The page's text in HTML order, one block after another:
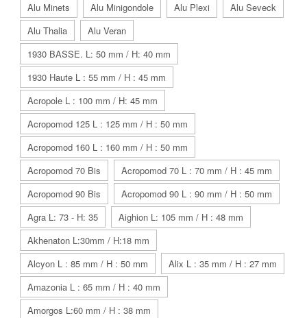
Alu Minets
Alu Minigondole Alu Plexi
Alu Seveck
Alu Thalia
Alu Veran
1930 BASSE. L: 50 mm / H: 40 mm
1930 Haute L : 55 mm / H : 45 mm
Acropole L : 100 mm / H: 45 mm
Acropomod 125 L : 125 mm / H : 50 mm
Acropomod 160 L : 160 mm / H : 50 mm
Acropomod 70 Bis
Acropomod 70 L : 70 mm / H : 45 mm
Acropomod 90 Bis
Acropomod 90 L : 90 mm / H : 50 mm
Agra L: 73 - H: 35
Aighion L: 105 mm / H : 48 mm
Akhenaton L:30mm / H:18 mm
Alcyon L : 85 mm / H : 50 mm
Alix L : 35 mm / H : 27 mm
Amazonia L : 65 mm / H : 40 mm
Amorgos L:60 mm / H : 38 mm